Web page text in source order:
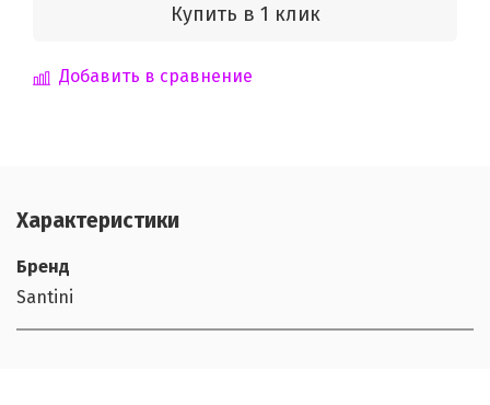
Купить в 1 клик
Добавить в сравнение
Характеристики
Бренд
Santini